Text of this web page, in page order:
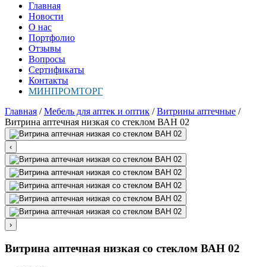
Главная
Новости
О нас
Портфолио
Отзывы
Вопросы
Сертификаты
Контакты
МИНПРОМТОРГ
Главная / Мебель для аптек и оптик / Витрины аптечные /
Витрина аптечная низкая со стеклом ВАН 02
‹
›
Витрина аптечная низкая со стеклом ВАН 02